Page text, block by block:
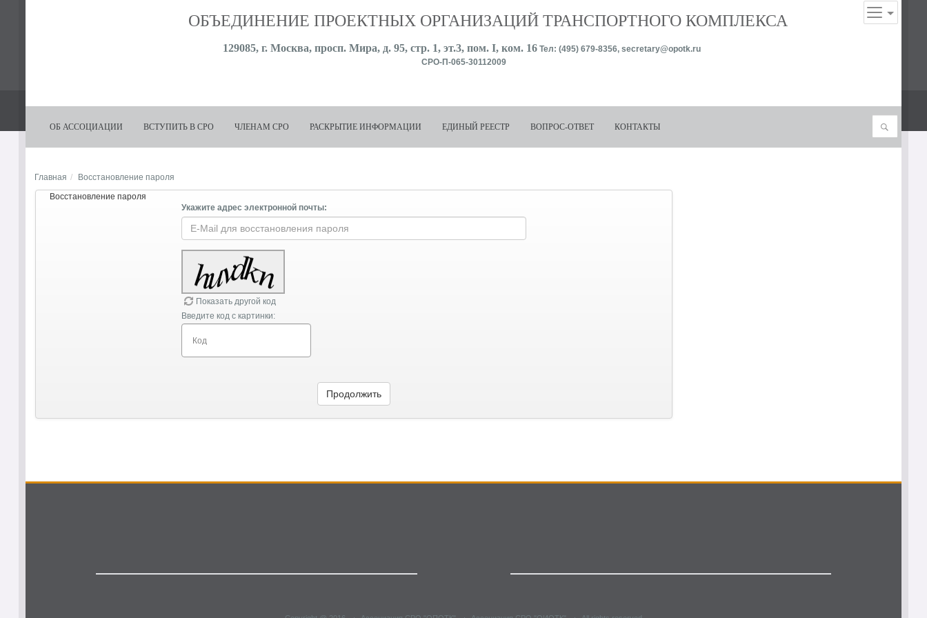
ОБЪЕДИНЕНИЕ ПРОЕКТНЫХ ОРГАНИЗАЦИЙ ТРАНСПОРТНОГО КОМПЛЕКСА
129085, г. Москва, просп. Мира, д. 95, стр. 1, эт.3, пом. I, ком. 16Тел: (495) 679-8356, secretary@opotk.ru
СРО-П-065-30112009
ОБ АССОЦИАЦИИ ВСТУПИТЬ В СРО ЧЛЕНАМ СРО РАСКРЫТИЕ ИНФОРМАЦИИ ЕДИНЫЙ РЕЕСТР ВОПРОС-ОТВЕТ КОНТАКТЫ Поиск
Главная
Восстановление пароля
Восстановление пароля
Укажите адрес электронной почты:
Показать другой код
Введите код с картинки:
Продолжить